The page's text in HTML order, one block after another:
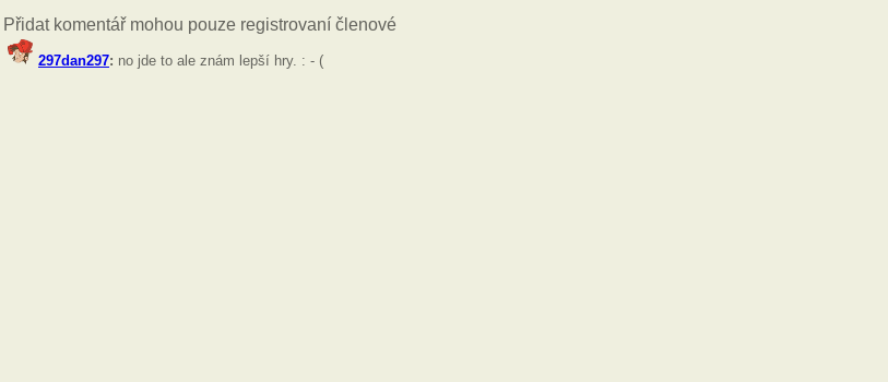
Přidat komentář mohou pouze registrovaní členové
297dan297: no jde to ale znám lepší hry. : - (